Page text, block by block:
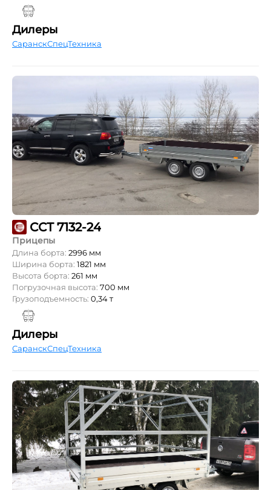
Дилеры
СаранскСпецТехника
ССТ 7132-24
Прицепы
Длина борта: 2996 мм
Ширина борта: 1821 мм
Высота борта: 261 мм
Погрузочная высота: 700 мм
Грузоподъемность: 0,34 т
Дилеры
СаранскСпецТехника